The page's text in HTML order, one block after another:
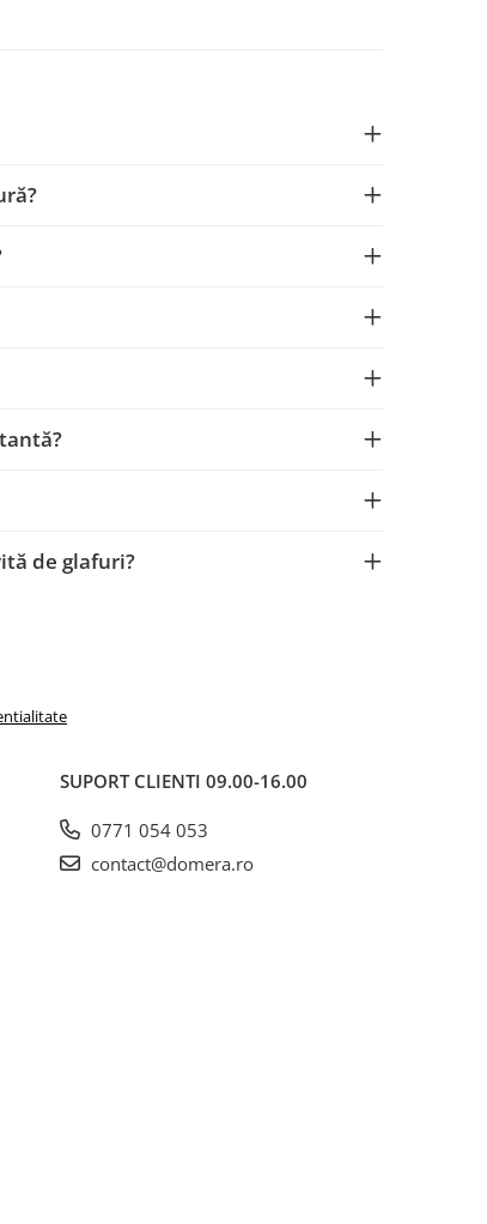
de glafuri?
SUPORT CLIENTI 09.00-16.00
0771 054 053
contact@domera.ro